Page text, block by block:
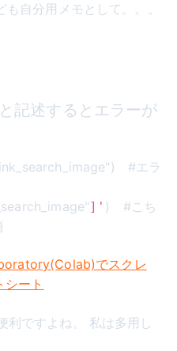
自分用メモとして。。。
記述するとエラーが
#エラ
]' ) #こち
でスクレ
ート
利ですよね。 私は多用し